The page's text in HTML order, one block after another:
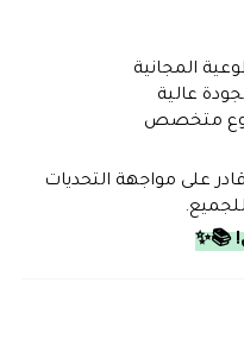
المجانية
عالية
متخصص
على مواجهة التحديات
📚✨